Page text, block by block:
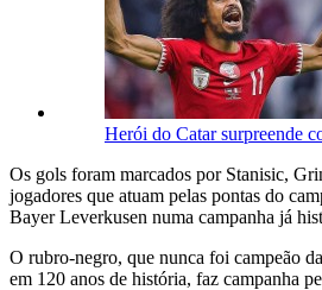
Herói do Catar surpreende
Os gols foram marcados por Stanisic,
jogadores que atuam pelas pontas do
Bayer Leverkusen numa campanha já
O rubro-negro, que nunca foi campeão
em 120 anos de história, faz campanha